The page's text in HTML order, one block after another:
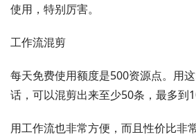
使用，特别厉害。
工作流混剪
每天免费使用额度是500资源点。用
话，可以混剪出来至少50条，最多到
用工作流也非常方便，而且性价比非常